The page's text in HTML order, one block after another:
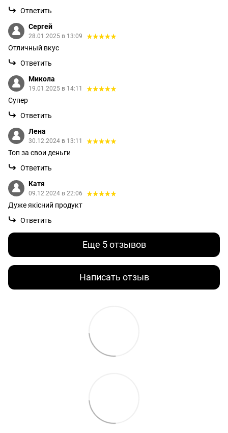
Ответить
Сергей
28.01.2025 в 13:09
Отличный вкус
Ответить
Микола
19.01.2025 в 14:11
Супер
Ответить
Лена
30.12.2024 в 13:11
Топ за свои деньги
Ответить
Катя
09.12.2024 в 22:06
Дуже якісний продукт
Ответить
Еще 5 отзывов
Написать отзыв